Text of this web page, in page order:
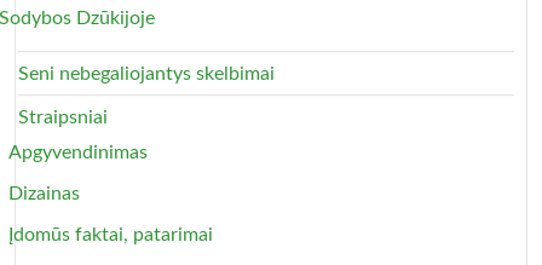
Sodybos Dzūkijoje
Seni nebegaliojantys skelbimai
Straipsniai
Apgyvendinimas
Dizainas
Įdomūs faktai, patarimai